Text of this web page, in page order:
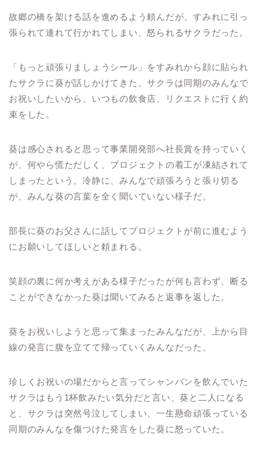
故郷の橋を架ける話を進めるよう頼んだが、すみれに引っ
張られて連れて行かれてしまい、怒られるサクラだった。
「もっと頑張りましょうシール」をすみれから顔に貼られ
たサクラに葵が話しかけてきた。サクラは同期のみんなで
お祝いしたいから、いつもの飲食店、リクエストに行く約
束をした。
葵は感心されると思って事業開発部へ社長賞を持っていく
が、何やら慌ただしく、プロジェクトの着工が凍結されて
しまったという。冷静に、みんなで頑張ろうと張り切る
が、みんな葵の言葉を全く聞いていない様子だ。
部長に葵のお父さんに話してプロジェクトが前に進むよう
にお願いしてほしいと頼まれる。
笑顔の裏に何か考えがある様子だったが何も言わず、断る
ことができなかった葵は聞いてみると返事を返した。
葵をお祝いしようと思って集まったみんなだが、上から目
線の発言に腹を立てて帰っていくみんなだった。
珍しくお祝いの場だからと言ってシャンパンを飲んでいた
サクラはもう1杯飲みたい気分だと言い、葵と二人になる
と、サクラは突然号泣してしまい、一生懸命頑張っている
同期のみんなを傷つけた発言をした葵に怒っていた。